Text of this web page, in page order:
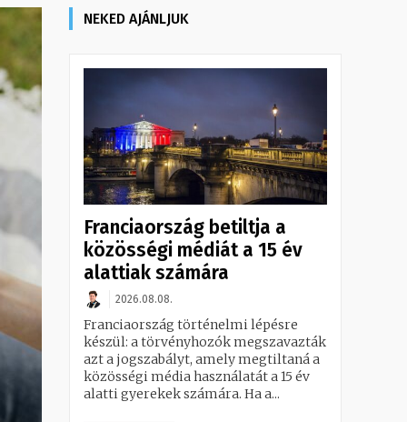
NEKED AJÁNLJUK
Franciaország betiltja a
közösségi médiát a 15 év
alattiak számára
2026.08.08.
Franciaország történelmi lépésre
készül: a törvényhozók megszavazták
azt a jogszabályt, amely megtiltaná a
közösségi média használatát a 15 év
alatti gyerekek számára. Ha a...